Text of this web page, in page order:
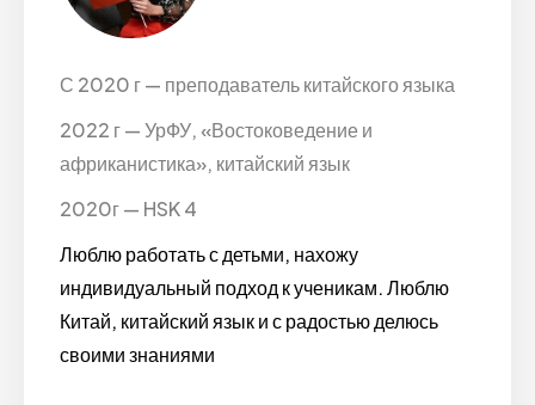
С 2020 г — преподаватель китайского языка
2022 г — УрФУ, «Востоковедение и
африканистика», китайский язык
2020г — HSK 4
Люблю работать с детьми, нахожу
индивидуальный подход к ученикам. Люблю
Китай, китайский язык и с радостью делюсь
своими знаниями